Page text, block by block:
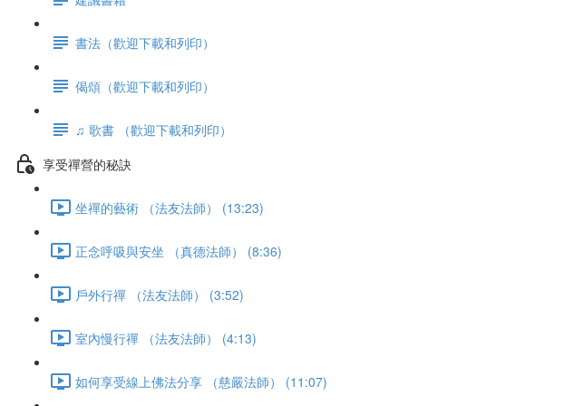
書法（歡迎下載和列印）
偈頌（歡迎下載和列印）
♫ 歌書 （歡迎下載和列印）
享受禪營的秘訣
坐禪的藝術 （法友法師） (13:23)
正念呼吸與安坐 （真德法師） (8:36)
戶外行禪 （法友法師） (3:52)
室內慢行禪 （法友法師） (4:13)
如何享受線上佛法分享 （慈嚴法師） (11:07)